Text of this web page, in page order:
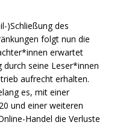
)Schließung des
folgt nun die
erwartet
seine Leser*innen
aufrecht erhalten.
es, mit einer
und einer weiteren
Handel die Verluste